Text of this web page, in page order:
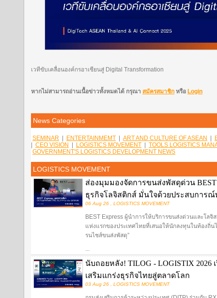
เวทีขับเคลื่อนองค์กรอาเซียนสู่ Digital Transformation
หากไม่สามารถอ่านเนื้อข่าวทั้งหมดได้ กรุณา สมัครสมาชิก หรือ Login
News Categories
SEMINAR ENTERTAINMEMT ART AND CULTURE OF ASEAN
CEO VISION LOGISTICS MOVEMENT
TOOLS LOGISTICS
GOVERNMENT'S LOGISTICS DEVELOPMENT NEWS
LOGISTICS MOVEMENT
ส่องมุมมองจัดการขนส่งพัสดุด่วน
ธุรกิจโลจิสติกส์ มั่นใจด้วยประสบกา
06 Aug 26 , LOGISTICS MOVEMENT
BEST Express ผู้นำการให้บริการขนส่งด่วนและโล
แห่งแรกของประเทศไทยที่เสนอให้นักลงทุนในท้องถิ่
รนไชส์ขนส่งพัสดุ”
...
นับถอยหลัง! TILOG - LOGISTIX
เสริมแกร่งธุรกิจไทยสู่ตลาดโลก
03 Aug 26 , LOGISTICS MOVEMENT